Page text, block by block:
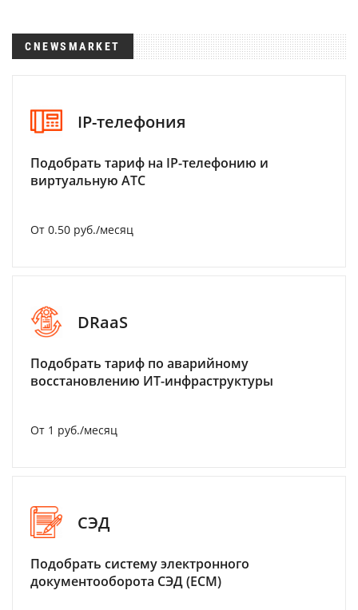
CNEWSMARKET
IP-телефония
Подобрать тариф на IP-телефонию и
виртуальную АТС
От 0.50 руб./месяц
DRaaS
Подобрать тариф по аварийному
восстановлению ИТ-инфраструктуры
От 1 руб./месяц
СЭД
Подобрать систему электронного
документооборота СЭД (ECM)